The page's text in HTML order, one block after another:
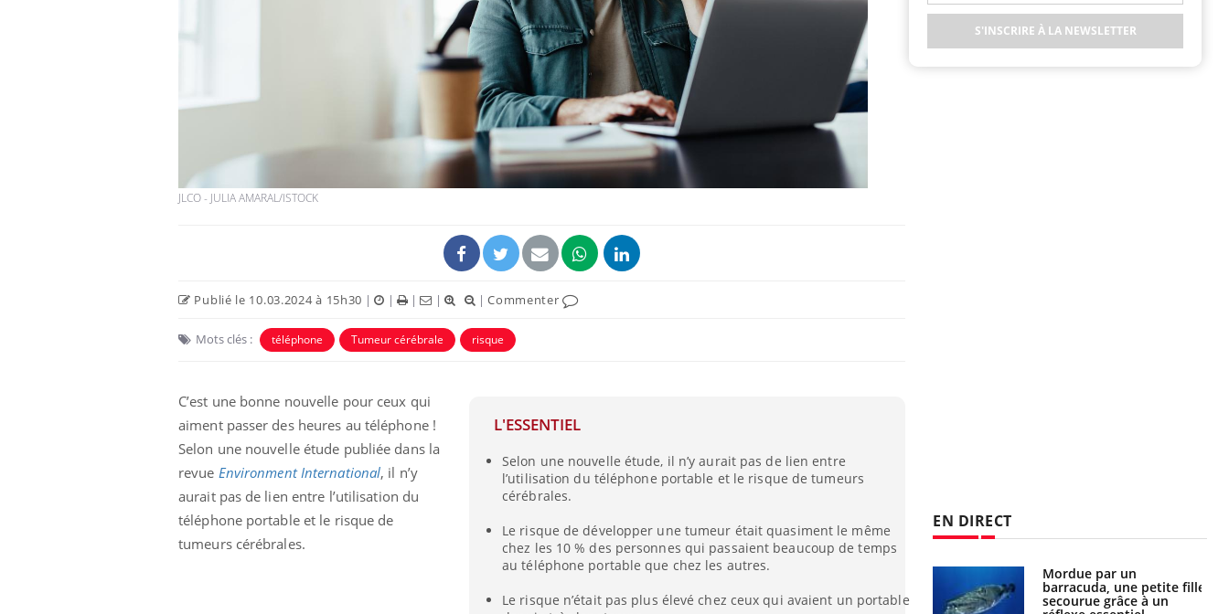
JLCO - JULIA AMARAL/ISTOCK
Publié le 10.03.2024 à 15h30 | | | | |Commenter
Mots clés : téléphone Tumeur cérébrale risque
L'ESSENTIEL
Selon une nouvelle étude, il n’y aurait pas de lien entre
l’utilisation du téléphone portable et le risque de tumeurs
cérébrales.
Le risque de développer une tumeur était quasiment le même
chez les 10 % des personnes qui passaient beaucoup de temps
au téléphone portable que chez les autres.
Le risque n’était pas plus élevé chez ceux qui avaient un portable
C’est une bonne nouvelle pour ceux qui
aiment passer des heures au téléphone !
Selon une nouvelle étude publiée dans la
revue Environment International, il n’y
aurait pas de lien entre l’utilisation du
téléphone portable et le risque de
tumeurs cérébrales.
EN DIRECT
Fortes chaleurs :
noyade grimpe-t-il ?
Grossesse et chaleur : ce Mordue par un
barracuda, une petite fille
secourue grâce à un
S'INSCRIRE À LA NEWSLETTER